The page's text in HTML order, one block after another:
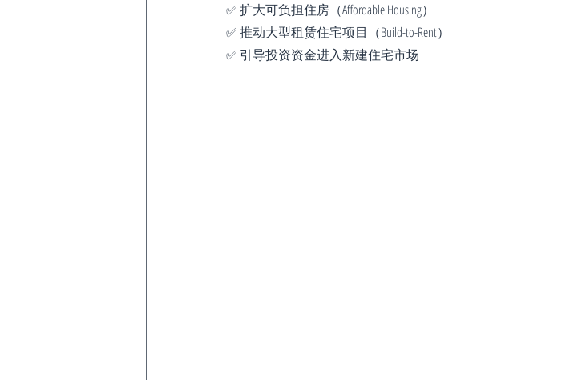
✅ 扩大可负担住房（Affordable Housing）
✅ 推动大型租赁住宅项目（Build-to-Rent）
✅ 引导投资资金进入新建住宅市场